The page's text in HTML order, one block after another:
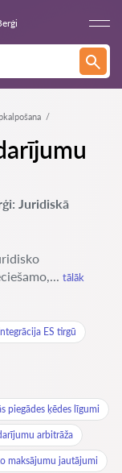
Juridiskā
tālāk
Integrācija ES tirgū
piegādes ķēdes līgumi
arbitrāža
maksājumu jautājumi